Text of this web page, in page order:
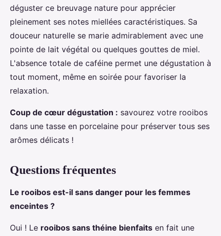
déguster ce breuvage nature pour apprécier
pleinement ses notes miellées caractéristiques. Sa
douceur naturelle se marie admirablement avec une
pointe de lait végétal ou quelques gouttes de miel.
L'absence totale de caféine permet une dégustation à
tout moment, même en soirée pour favoriser la
relaxation.
Coup de cœur dégustation : savourez votre rooibos
dans une tasse en porcelaine pour préserver tous ses
arômes délicats !
Questions fréquentes
Le rooibos est-il sans danger pour les femmes
enceintes ?
Oui ! Le rooibos sans théine bienfaits en fait une